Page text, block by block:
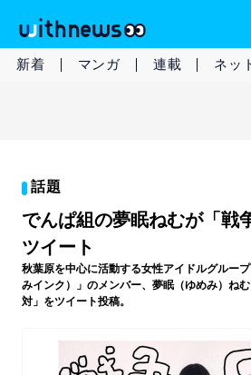
新着 マンガ 連載 ネッ
話題
でんぱ組の夢眠ねむが「戦
ツイート
秋葉原を中心に活動する女性アイドルグルー
みインク）」のメンバー、夢眠（ゆめみ）ね
対」をツイート投稿。